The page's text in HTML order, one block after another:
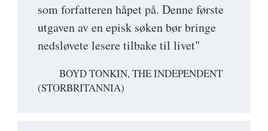
som forfatteren håpet på. Denne første
utgaven av en episk søken bør bringe
nedsløvete lesere tilbake til livet"
BOYD TONKIN, THE INDEPENDENT
(STORBRITANNIA)